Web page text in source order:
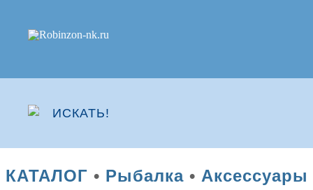
КАТАЛОГ • Рыбалка• Аксессуары